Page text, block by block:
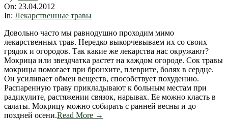
04-
23
On: 23.04.2012
In: Лекарственные травы
Довольно часто мы равнодушно проходим мимо
лекарственных трав. Нередко выкорчевываем их со своих
грядок и огородов. Так какие же лекарства нас окружают?
Мокрица или звездчатка растет на каждом огороде. Сок травы
мокрицы помогает при бронхите, плеврите, болях в сердце.
Он усиливает обмен веществ, способствует похудению.
Распаренную траву прикладывают к больным местам при
радикулите, растяжении связок, нарывах. Ее можно класть в
салаты. Мокрицу можно собирать с ранней весны и до
поздней осени.Read More →